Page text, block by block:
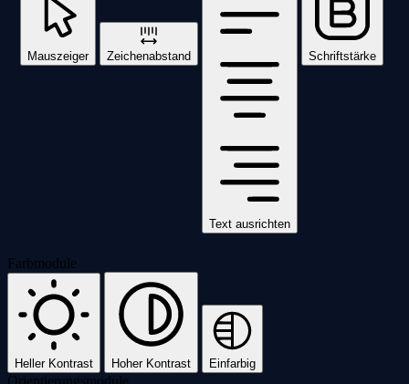
Mauszeiger Zeichenabstand
Text ausrichten
Schriftstärke
Farbmodule
Heller Kontrast Hoher Kontrast Einfarbig